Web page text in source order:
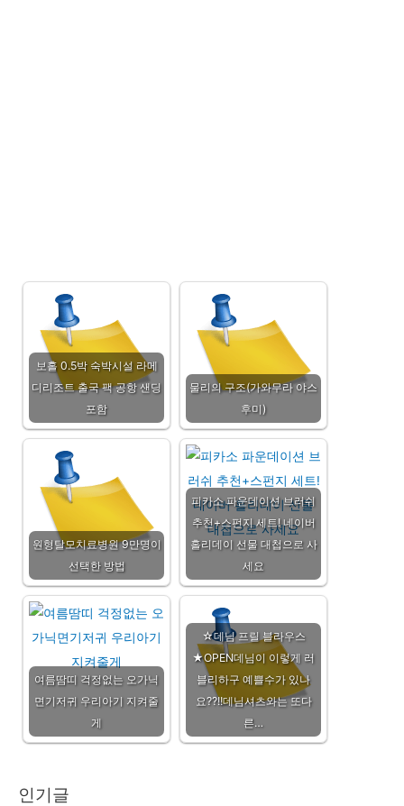
보홀 0.5박 숙박시설 라메
디리조트 출국 팩 공항 샌딩
포함
물리의 구조(가와무라 야스
후미)
원형탈모치료병원 9만명이
선택한 방법
피카소 파운데이션 브러쉬
추천+스펀지 세트! 네이버
홀리데이 선물 대첩으로 사
세요
여름땀띠 걱정없는 오가닉
면기저귀 우리아기 지켜줄
게
☆데님 프릴 블라우스
★OPEN데님이 이렇게 러
블리하구 예쁠수가 있나
요??!!데님셔츠와는 또다
른…
인기글